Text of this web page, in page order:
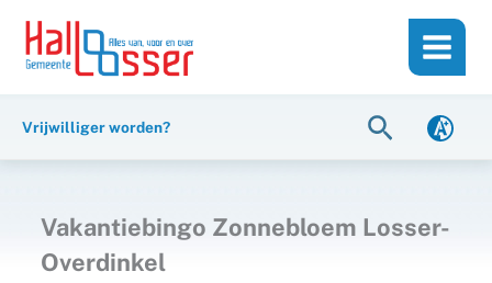
inhoud
naar
Vrijwilliger worden? Zoeken
Vakantiebingo Zonnebloem Losser-
Overdinkel